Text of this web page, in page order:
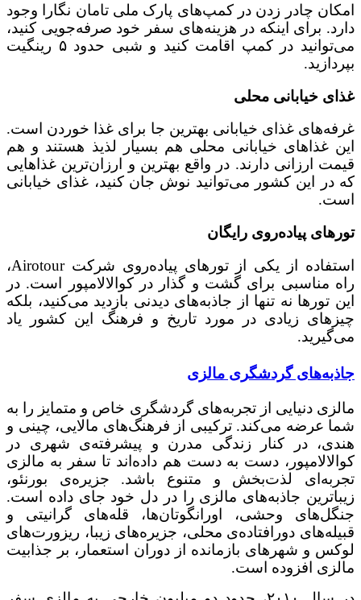
امکان چادر زدن در کمپ‌های پارک ملی تامان نگارا وجود
دارد. برای اینکه در هزینه‌های سفر خود صرفه‌جویی کنید،
می‌توانید در کمپ اقامت کنید و شبی حدود ۵ رینگیت
بپردازید.
غذای خیابانی محلی
غرفه‌های غذای خیابانی بهترین جا برای غذا خوردن است.
این غذاهای خیابانی محلی هم بسیار لذیذ هستند و هم
قیمت ارزانی دارند. در واقع بهترین و ارزان‌ترین غذاهایی
که در این کشور می‌توانید نوش جان کنید، غذای خیابانی
است.
تورهای پیاده‌روی رایگان
استفاده از یکی از تورهای پیاده‌روی شرکت Airotour،
راه مناسبی برای گشت و گذار در کوالالامپور است. در
این تورها نه تنها از جاذبه‌های دیدنی بازدید می‌کنید، بلکه
چیزهای زیادی در مورد تاریخ و فرهنگ این کشور یاد
می‌گیرید.
جاذبه‌های گردشگری مالزی
مالزی دنیایی از تجربه‌های گردشگری خاص و متمایز را به
شما عرضه می‌کند. ترکیبی از فرهنگ‌های مالایی، چینی و
هندی، در کنار زندگی مدرن و پیشرفته‌ی شهری در
کوالالامپور، دست به دست هم داده‌اند تا سفر به مالزی
تجربه‌ای لذت‌بخش و متنوع باشد. جزیره‌ی بورنئو،
زیباترین جاذبه‌های مالزی را در دل خود جای داده است.
جنگل‌های وحشی، اورانگوتان‌ها، قله‌های گرانیتی و
قبیله‌های دورافتاده‌ی محلی، جزیره‌های زیبا، ریزورت‌های
لوکس و شهرهای بازمانده از دوران استعمار، بر جذابیت
مالزی افزوده است.